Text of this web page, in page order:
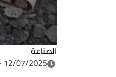
الصناعة
12/07/2025 - 18:30